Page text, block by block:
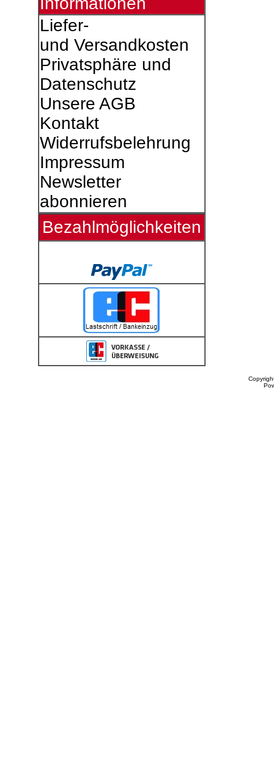
Liefer-
und Versandkosten
Privatsphäre und
Datenschutz
Unsere AGB
Kontakt
Widerrufsbelehrung
Impressum
Newsletter
abonnieren
Bezahlmöglichkeiten